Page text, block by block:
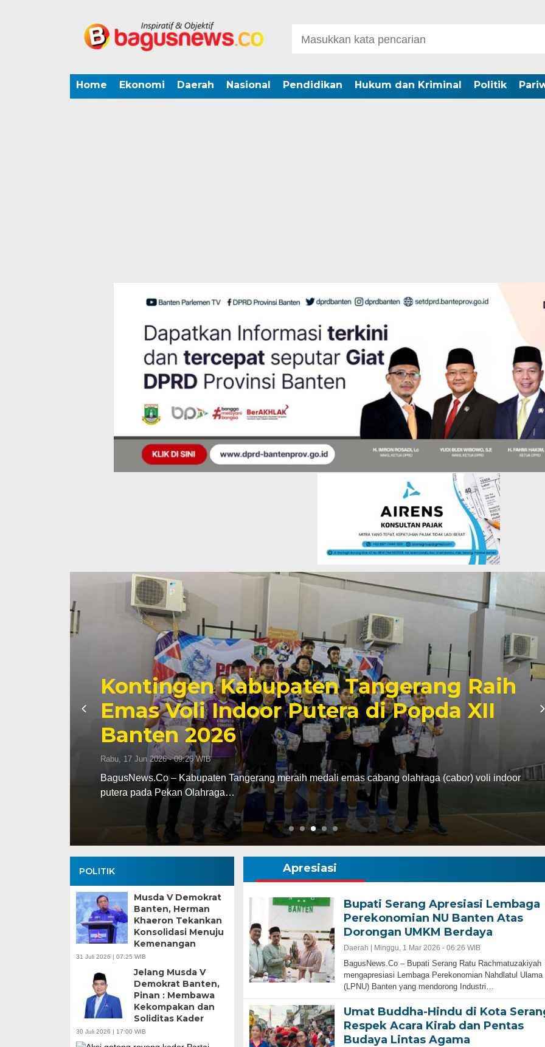
Home Ekonomi Daerah Nasional Pendidikan Hukum dan Kriminal Politik
Kontingen Kabupaten Tangerang Raih
Emas Voli Indoor Putera di Popda XII
Banten 2026
Rabu, 17 Jun 2026 - 09:26 WIB
BagusNews.Co – Kabupaten Tangerang meraih medali emas cabang olahraga (cabor) voli indoor
putera pada Pekan Olahraga…
POLITIK
Musda V Demokrat
Banten, Herman
Khaeron Tekankan
Konsolidasi Menuju
Kemenangan
31 Juli 2026 | 07:25 WIB
Jelang Musda V
Demokrat Banten,
Pinan : Membawa
Kekompakan dan
Soliditas Kader
30 Juli 2026 | 17:00 WIB
Apresiasi
Bupati Serang Apresiasi Lembaga
Perekonomian NU Banten Atas
Dorongan UMKM Berdaya
Daerah | Minggu, 1 Mar 2026 - 06:26 WIB
‎BagusNews.Co – Bupati Serang Ratu Rachmatuzakiyah
mengapresiasi Lembaga Perekonomian Nahdlatul Ulama
(LPNU) Banten yang mendorong Industri…
Umat Buddha-Hindu di Kota
Respek Acara Kirab dan Pentas
Budaya Lintas Agama
Banten Butuh Gubernur Progresif dan
Gubernur Baru, Banten Harus Lebih
Perencanaan Pembangunan
Adalah Kunci